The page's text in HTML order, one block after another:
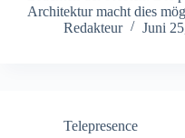
Architektur macht dies
Redakteur
Juni
Telepresence